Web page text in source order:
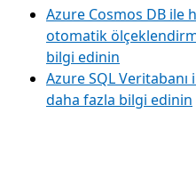
Azure Cosmos DB ile
otomatik
bilgi edinin
Azure SQL
daha fazla bilgi edinin